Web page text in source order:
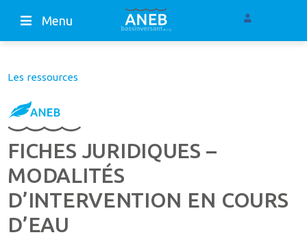
Menu
Les ressources
FICHES JURIDIQUES –
MODALITÉS
D’INTERVENTION EN COURS
D’EAU